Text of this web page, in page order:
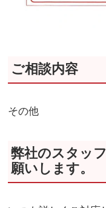
ご相談内容
その他
弊社のスタッ
願いします。